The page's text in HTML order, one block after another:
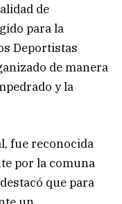
de
para la
Deportistas
de manera
y la
fue reconocida
por la comuna
que para